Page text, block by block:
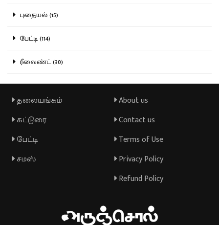
புதையல் (15)
பேட்டி (114)
ரீவைண்ட் (30)
தலையங்கம்
கட்டுரை
பேட்டி
சமஸ்
About us
Contact us
Terms of Use
Privacy Policy
Refund Policy